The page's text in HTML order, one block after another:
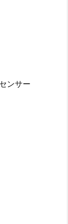
ンサー